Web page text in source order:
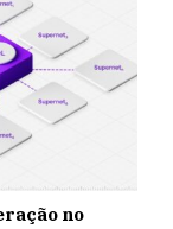
no